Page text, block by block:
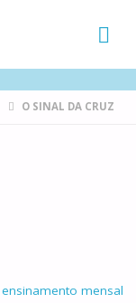
O SINAL DA CRUZ
ensinamento mensal